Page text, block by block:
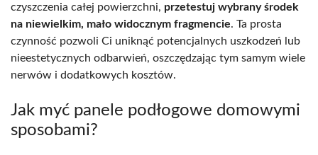
czyszczenia całej powierzchni, przetestuj wybrany środek
na niewielkim, mało widocznym fragmencie. Ta prosta
czynność pozwoli Ci uniknąć potencjalnych uszkodzeń lub
nieestetycznych odbarwień, oszczędzając tym samym wiele
nerwów i dodatkowych kosztów.
Jak myć panele podłogowe domowymi
sposobami?